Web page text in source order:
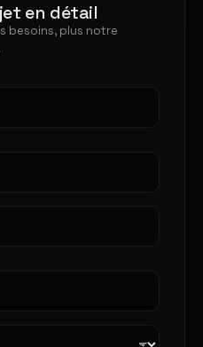
en détail
besoins, plus notre